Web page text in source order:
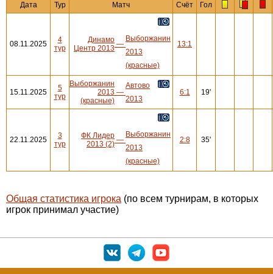
Дата Тур Матч Счёт Гол
08.11.2025
4
тур
Динамо
Центр 2013 —
Выборжанин
2013
(красные)
13:1
15.11.2025
5
тур
Выборжанин
2013
(красные)
—
Автово
2013
6:1 19'
22.11.2025
3
тур
ФК Лидер
2013 (2) —
Выборжанин
2013
(красные)
2:8 35'
Общая статистика игрока (по всем турнирам, в которых
игрок принимал участие)